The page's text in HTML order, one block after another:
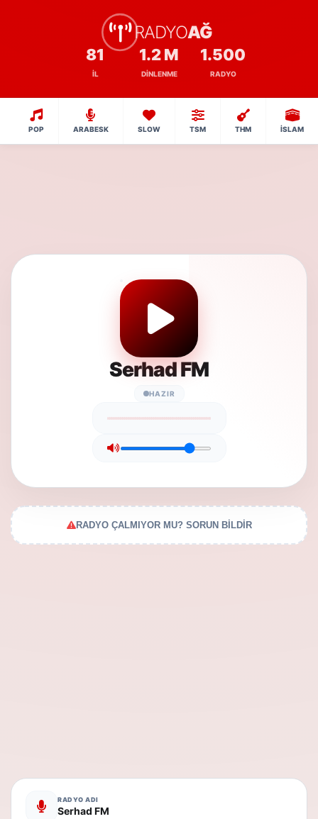
RADYOAĞ
81
İL
1.2 M
DINLENME
1.500
RADYO
POP ARABESK SLOW TSM THM İSLAM
Serhad FM
HAZIR
RADYO ÇALMIYOR MU? SORUN BİLDİR
RADYO ADI
Serhad FM